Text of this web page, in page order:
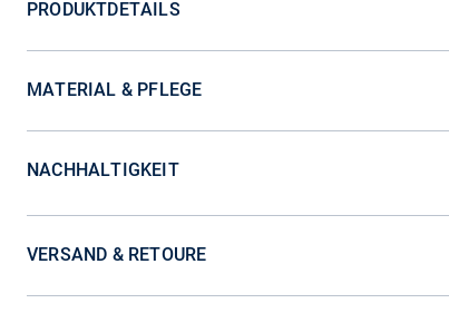
PRODUKTDETAILS
MATERIAL & PFLEGE
NACHHALTIGKEIT
VERSAND & RETOURE